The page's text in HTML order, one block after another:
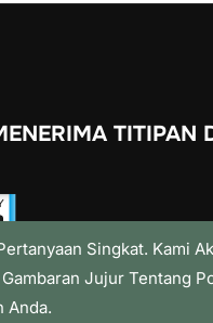
TITIPAN
Singkat. Kami
Jujur Tentang
Anda.